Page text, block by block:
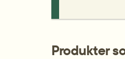
Produkter